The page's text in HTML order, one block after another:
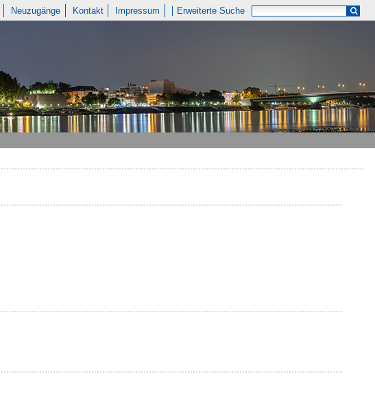
Neuzugänge Kontakt Impressum Erweiterte Suche